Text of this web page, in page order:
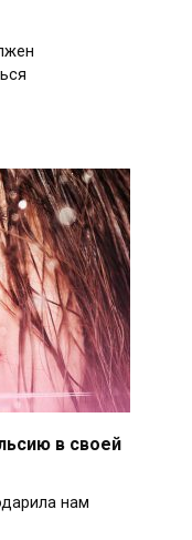
в своей
нам